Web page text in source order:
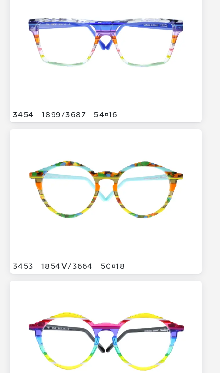
3454 1899/3687 5416
3453 1854V/3664 5018